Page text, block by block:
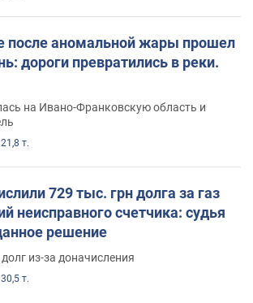
после аномальной жары прошел
дороги превратились в реки.
на Ивано-Франковскую область и
21,8 т.
729 тыс. грн долга за газ
неисправного счетчика: судья
решение
из-за доначисления
30,5 т.